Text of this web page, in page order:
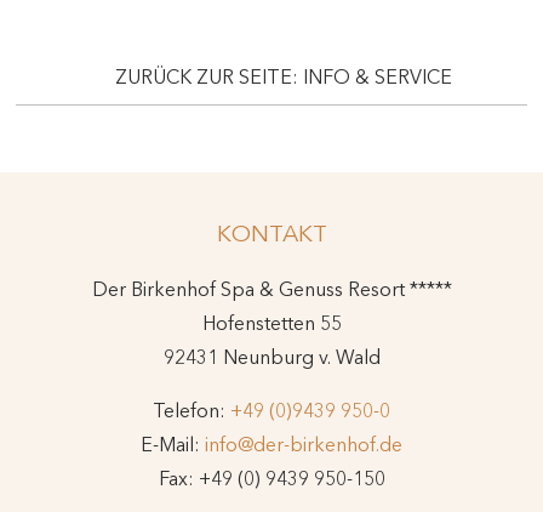
ZURÜCK ZUR SEITE: INFO & SERVICE
KONTAKT
Der Birkenhof Spa & Genuss Resort *****
Hofenstetten 55
92431 Neunburg v. Wald
Telefon: +49 (0)9439 950-0
E-Mail: info@der-birkenhof.de
Fax: +49 (0) 9439 950-150